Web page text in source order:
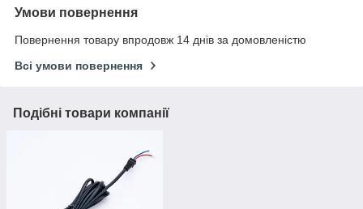
Умови повернення
Повернення товару впродовж 14 днів за домовленістю
Всі умови повернення
Подібні товари компанії